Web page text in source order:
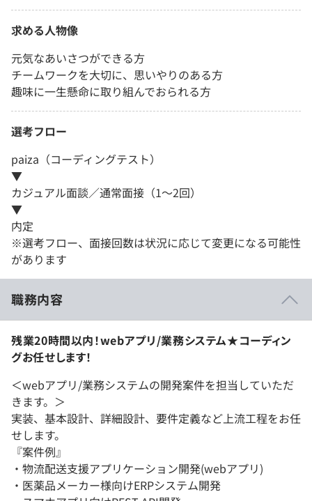
求める人物像
元気なあいさつができる方
チームワークを大切に、思いやりのある方
趣味に一生懸命に取り組んでおられる方
選考フロー
paiza（コーディングテスト）
▼
カジュアル面談／通常面接（1～2回）
▼
内定
※選考フロー、面接回数は状況に応じて変更になる可能性
があります
職務内容
残業20時間以内！webアプリ/業務システム★コーディン
グお任せします！
＜webアプリ/業務システムの開発案件を担当していただ
きます。＞
実装、基本設計、詳細設計、要件定義など上流工程をお任
せします。
『案件例』
・物流配送支援アプリケーション開発(webアプリ)
・医薬品メーカー様向けERPシステム開発